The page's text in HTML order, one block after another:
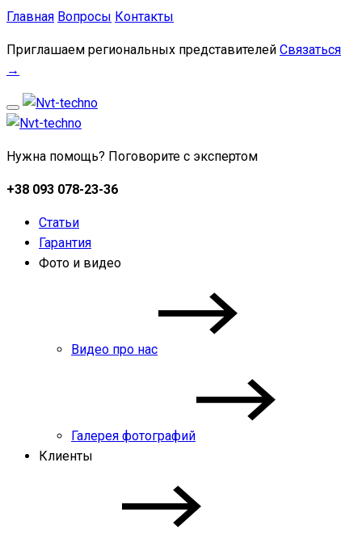
Главная Вопросы Контакты
Приглашаем региональных представителей Связаться
→
Нужна помощь? Поговорите с экспертом
+38 093 078-23-36
Статьи
Гарантия
Фото и видео
Видео про нас
Галерея фотографий
Клиенты